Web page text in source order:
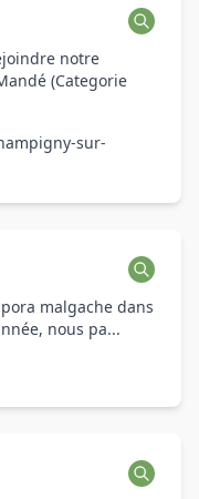
notre
(Categorie
sur-
malgache dans
nous pa...